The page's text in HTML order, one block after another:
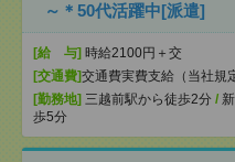
～＊50代活躍中[派遣]
[給 与] 時給2100円＋交
[交通費]交通費実費支給（当社規
[勤務地] 三越前駅から徒歩2分 /
歩5分